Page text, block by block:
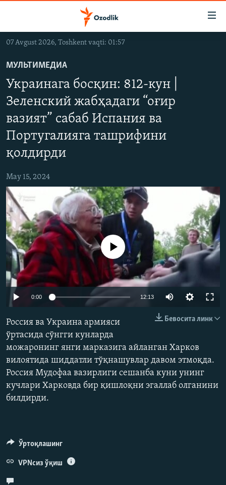
Асосий
ўтинг
Қидиришга
OZODVIDEO
OZODARXIV
На русском
ИЖТИМОИЙ ТАРМОҚЛАР
Озодлик бошқа тилларда
07 Avgust 2026, Toshkent vaqti: 01:57
МУЛЬТИМЕДИА
Украинага босқин: 812-кун |
Зеленский жабҳадаги “оғир
вазият” сабаб Испания ва
Португалияга ташрифини
қолдирди
May 15, 2024
240p 480p
720p
Айни дамда медиа-манба мавжуд эмас
0:00 12:13
480p
1080p
Бевосита линк
Россия ва Украина армияси
ўртасида сўнгги кунларда
можаронинг янги марказига айланган Харков
вилоятида шиддатли тўқнашувлар давом этмоқда.
Россия Мудофаа вазирлиги сешанба куни унинг
кучлари Харковда бир қишлоқни эгаллаб олганини
билдирди.
Ўртоқлашинг
VPNсиз ўқиш